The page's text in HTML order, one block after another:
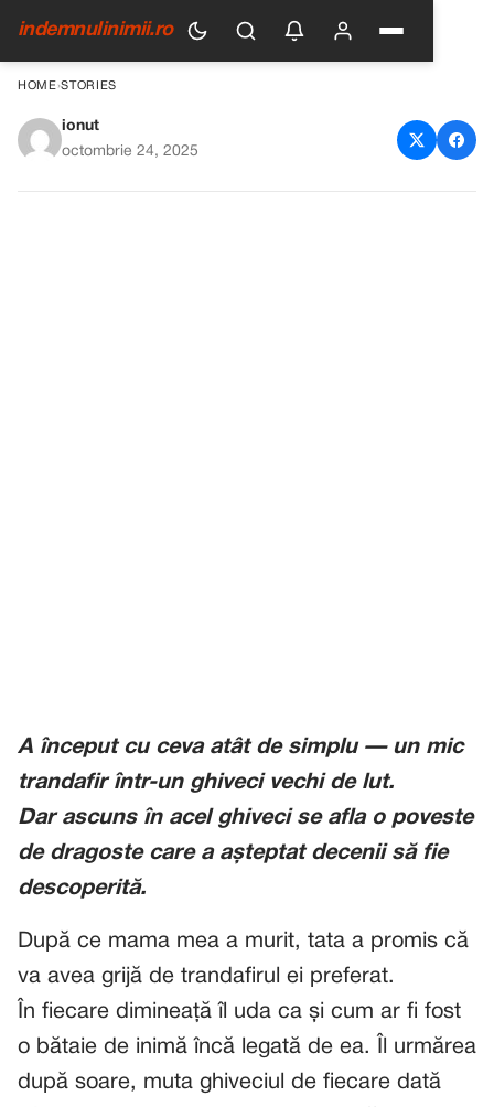
indemnulinimii.ro
HOME›STORIES
A început cu ceva atât de
ionut
octombrie 24, 2025
A început cu ceva atât de simplu — un mic
trandafir într-un ghiveci vechi de lut.
Dar ascuns în acel ghiveci se afla o poveste
de dragoste care a așteptat decenii să fie
descoperită.
După ce mama mea a murit, tata a promis că
va avea grijă de trandafirul ei preferat.
În fiecare dimineață îl uda ca și cum ar fi fost
o bătaie de inimă încă legată de ea. Îl urmărea
după soare, muta ghiveciul de fiecare dată